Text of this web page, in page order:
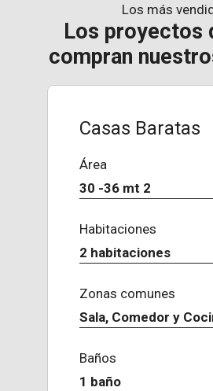
Los más
Los proyectos
compran
Casas Baratas
Área
30 -36 mt 2
Habitaciones
2 habitaciones
Zonas comunes
Sala, Comedor y
Baños
1 baño